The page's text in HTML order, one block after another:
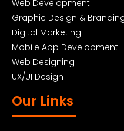
Web Development
Graphic Design &
Digital Marketing
Mobile App Development
Web Designing
UX/UI Design
Our Links